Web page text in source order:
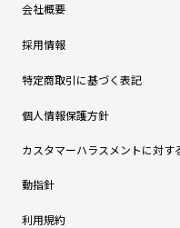
会社概要
採用情報
特定商取引に基づく表記
個人情報保護方針
カスタマーハラスメントに対す
動指針
利用規約